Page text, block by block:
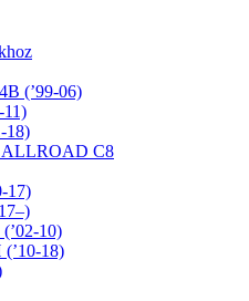
(’99-06)
11)
18)
C8
17)
10)
18)